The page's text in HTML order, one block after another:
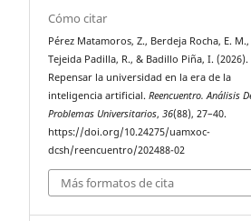
Cómo citar
Pérez Matamoros, Z., Berdeja Rocha, E. M.,
Tejeida Padilla, R., & Badillo Piña, I. (2026).
Repensar la universidad en la era de la
inteligencia artificial.Reencuentro. Análisis
Problemas Universitarios,36(88), 27–40.
https://doi.org/10.24275/uamxoc-
dcsh/reencuentro/202488-02
Más formatos de cita